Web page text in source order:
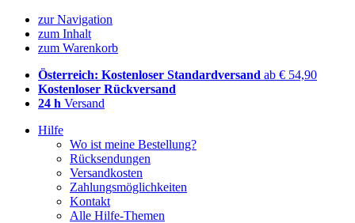
zur Navigation
zum Inhalt
zum Warenkorb
Österreich: Kostenloser Standardversand ab € 54,90
Kostenloser Rückversand
24 h Versand
Hilfe
Wo ist meine Bestellung?
Rücksendungen
Versandkosten
Zahlungsmöglichkeiten
Kontakt
Alle Hilfe-Themen